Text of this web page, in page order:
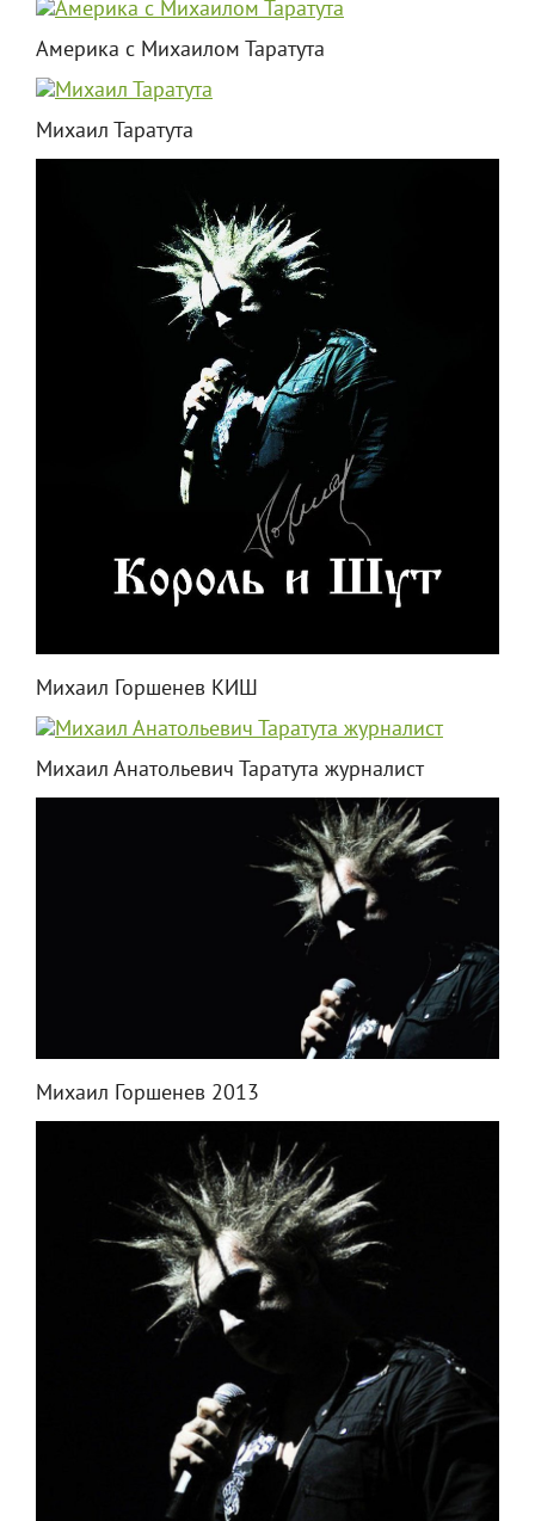
Америка с Михаилом Таратута
Михаил Таратута
Михаил Горшенев КИШ
Михаил Анатольевич Таратута журналист
Михаил Горшенев 2013